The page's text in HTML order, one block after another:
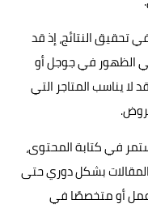
تحقيق النتائج، إذ قد
الظهور في جوجل أو
لا يناسب المتاجر التي
في كتابة المحتوى،
بشكل دوري حتى
عمل أو متخصصًا في